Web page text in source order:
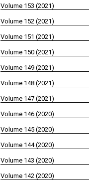
Volume 153 (2021)
Volume 152 (2021)
Volume 151 (2021)
Volume 150 (2021)
Volume 149 (2021)
Volume 148 (2021)
Volume 147 (2021)
Volume 146 (2020)
Volume 145 (2020)
Volume 144 (2020)
Volume 143 (2020)
Volume 142 (2020)